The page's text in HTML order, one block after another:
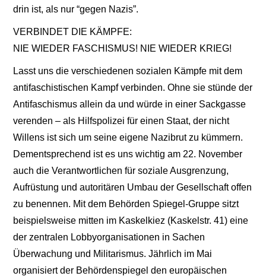
drin ist, als nur “gegen Nazis”.
VERBINDET DIE KÄMPFE:
NIE WIEDER FASCHISMUS! NIE WIEDER KRIEG!
Lasst uns die verschiedenen sozialen Kämpfe mit dem
antifaschistischen Kampf verbinden. Ohne sie stünde der
Antifaschismus allein da und würde in einer Sackgasse
verenden – als Hilfspolizei für einen Staat, der nicht
Willens ist sich um seine eigene Nazibrut zu kümmern.
Dementsprechend ist es uns wichtig am 22. November
auch die Verantwortlichen für soziale Ausgrenzung,
Aufrüstung und autoritären Umbau der Gesellschaft offen
zu benennen. Mit dem Behörden Spiegel-Gruppe sitzt
beispielsweise mitten im Kaskelkiez (Kaskelstr. 41) eine
der zentralen Lobbyorganisationen in Sachen
Überwachung und Militarismus. Jährlich im Mai
organisiert der Behördenspiegel den europäischen